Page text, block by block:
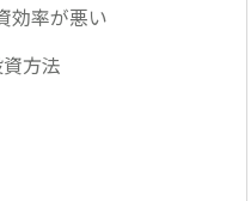
効率が悪い
方法